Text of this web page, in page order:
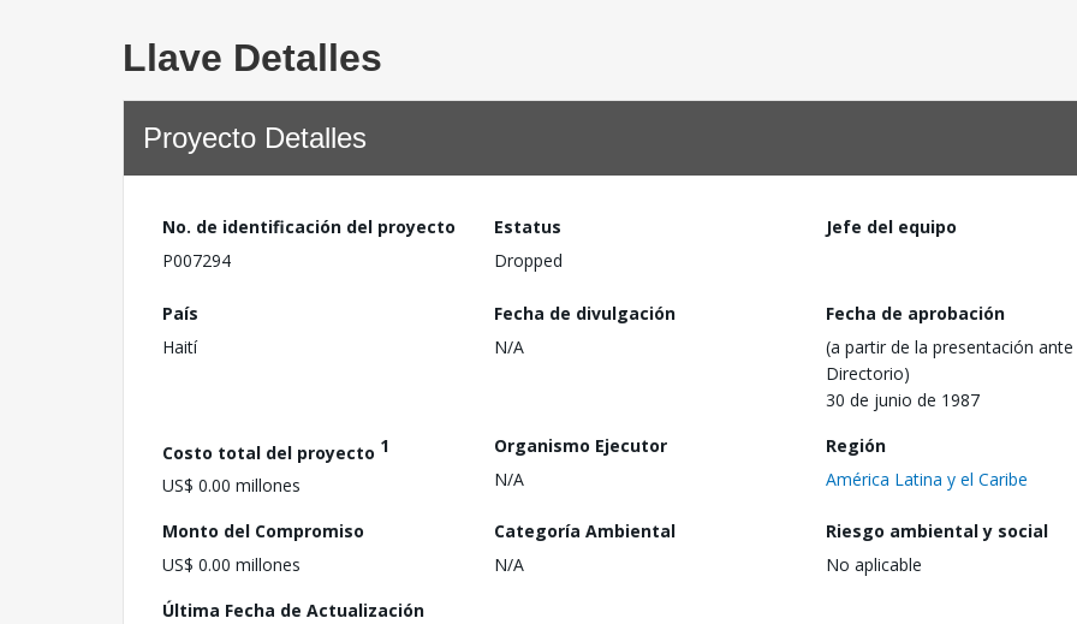
Llave Detalles
Proyecto Detalles
No. de identificación del proyecto
P007294
Estatus
Dropped
Jefe del equipo
País
Haití
Fecha de divulgación
N/A
Fecha de aprobación
(a partir de la presentación ante
Directorio)
30 de junio de 1987
Costo total del proyecto 1
US$ 0.00 millones
Organismo Ejecutor
N/A
Región
América Latina y el Caribe
Monto del Compromiso
US$ 0.00 millones
Categoría Ambiental
N/A
Riesgo ambiental y social
No aplicable
Última Fecha de Actualización